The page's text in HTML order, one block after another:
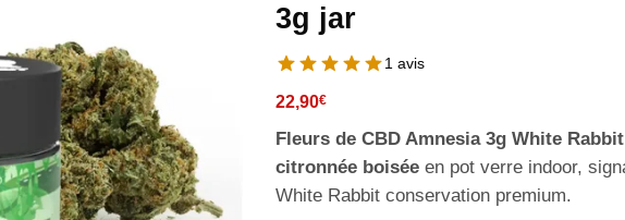
3g jar
1 avis
22,90€
Fleurs de CBD Amnesia 3g White Rabbit
citronnée boisée en pot verre indoor,
White Rabbit conservation premium.